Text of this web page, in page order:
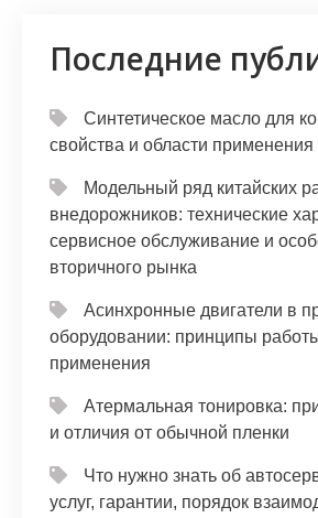
Последние
Синтетическое масло для
свойства и области применения
Модельный ряд китайских
внедорожников: технические
сервисное обслуживание и
вторичного рынка
Асинхронные двигатели в
оборудовании: принципы
применения
Атермальная тонировка:
и отличия от обычной пленки
Что нужно знать об
услуг, гарантии, порядок